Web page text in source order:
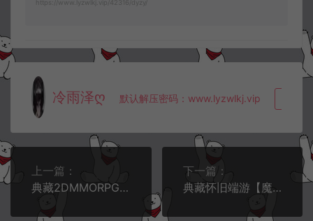
https://www.lyzwlkj.vip/42316/dyzy/
冷雨泽ღ 默认解压密码：www.lyzwlkj.vip
上一篇：
典藏2DMMORPG端游【仙侣奇缘2】12月最新整理Win一键服务端+网页注册+GM管理工具+PC客户端+详细搭建教程
下一篇：
典藏怀旧端游【魔兽世界335灰烬冰河极速无CD微变版】12月最新整理Win一键服务端+网页注册+GM指令教程+PC客户端+详细搭建教程